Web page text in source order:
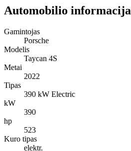
Automobilio informacija
Gamintojas
Porsche
Modelis
Taycan 4S
Metai
2022
Tipas
390 kW Electric
kW
390
hp
523
Kuro tipas
elektr.